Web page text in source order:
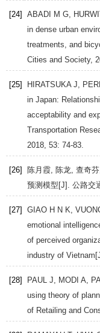
[24] ABADI M G,
in dense urban
treatments, and
Cities and Society,
[25] HIRATSUKA J,
in Japan:
acceptability and
Transportation
2018, 53: 74-83.
[26]
陈月霞, 陈龙, 查奇
预测模型[J]. 公路交
[27] GIAO H N K,
emotional
of perceived
industry of
[28] PAUL J, MODI A,
using theory of
of Retailing and